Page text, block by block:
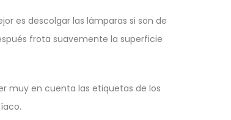
es descolgar las lámparas si son de
frota suavemente la superficie
muy en cuenta las etiquetas de los